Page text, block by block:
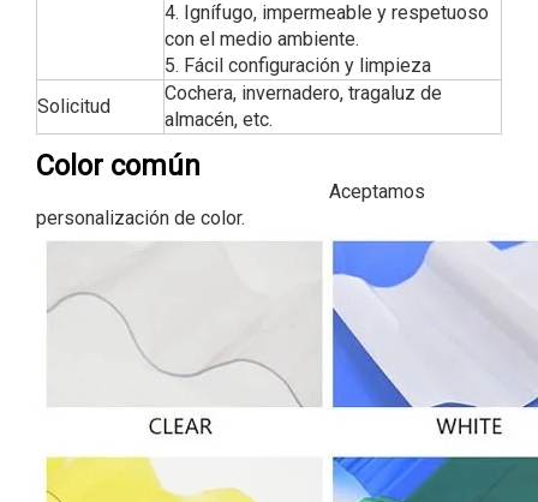
4. Ignífugo, impermeable y respetuoso
con el medio ambiente.
5. Fácil configuración y limpieza
Solicitud
Cochera, invernadero, tragaluz de
almacén, etc.
Color común
Aceptamos
personalización de color.